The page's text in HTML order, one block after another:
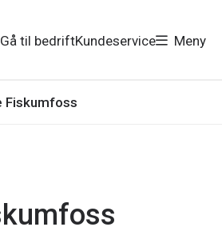
Gå til bedriftKundeservice Meny
Fiskumfoss